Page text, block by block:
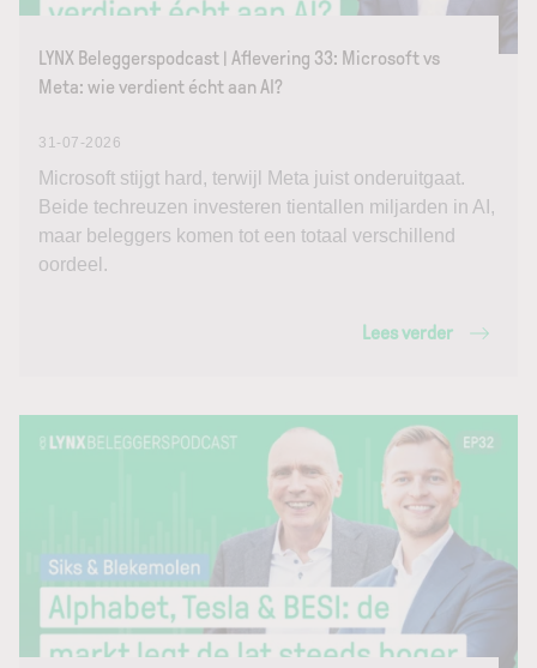
LYNX Beleggerspodcast | Aflevering 33: Microsoft vs
Meta: wie verdient écht aan AI?
31-07-2026
Microsoft stijgt hard, terwijl Meta juist onderuitgaat.
Beide techreuzen investeren tientallen miljarden in AI,
maar beleggers komen tot een totaal verschillend
oordeel.
Lees verder